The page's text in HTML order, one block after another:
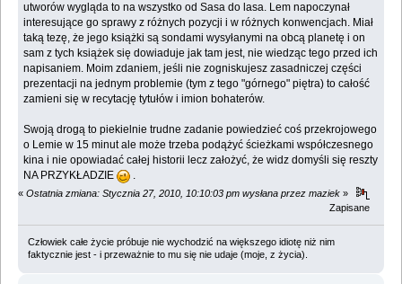
utworów wygląda to na wszystko od Sasa do lasa. Lem napoczynał
interesujące go sprawy z różnych pozycji i w różnych konwencjach. Miał
taką tezę, że jego książki są sondami wysyłanymi na obcą planetę i on
sam z tych książek się dowiaduje jak tam jest, nie wiedząc tego przed ich
napisaniem. Moim zdaniem, jeśli nie zogniskujesz zasadniczej części
prezentacji na jednym problemie (tym z tego "górnego" piętra) to całość
zamieni się w recytację tytułów i imion bohaterów.
Swoją drogą to piekielnie trudne zadanie powiedzieć coś przekrojowego
o Lemie w 15 minut ale może trzeba podążyć ścieżkami współczesnego
kina i nie opowiadać całej historii lecz założyć, że widz domyśli się reszty
NA PRZYKŁADZIE
.
« Ostatnia zmiana: Stycznia 27, 2010, 10:10:03 pm wysłana przez maziek »
Zapisane
Człowiek całe życie próbuje nie wychodzić na większego idiotę niż nim
faktycznie jest - i przeważnie to mu się nie udaje (moje, z życia).